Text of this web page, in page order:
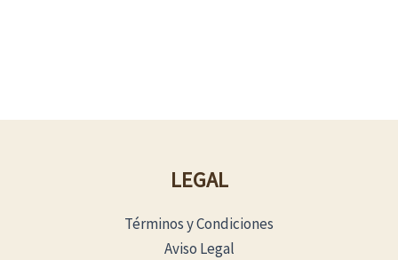
LEGAL
Términos y Condiciones
Aviso Legal